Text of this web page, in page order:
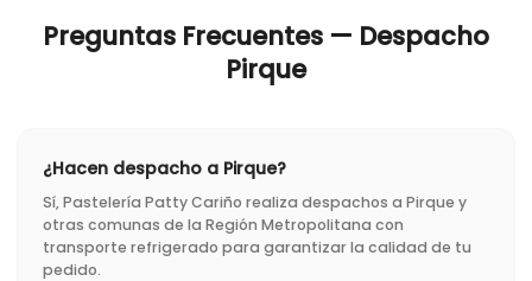
Preguntas Frecuentes — Despacho
Pirque
¿Hacen despacho a Pirque?
Sí, Pastelería Patty Cariño realiza despachos a Pirque y
otras comunas de la Región Metropolitana con
transporte refrigerado para garantizar la calidad de tu
pedido.